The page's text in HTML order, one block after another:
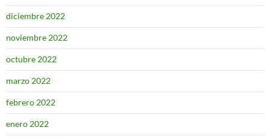
diciembre 2022
noviembre 2022
octubre 2022
marzo 2022
febrero 2022
enero 2022